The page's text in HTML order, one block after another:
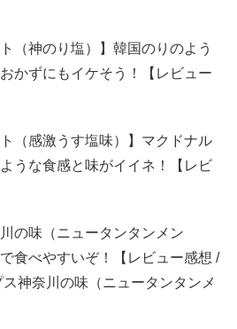
（神のり塩）】韓国のりのよう
かずにもイケそう！【レビュー
（感激うす塩味）】マクドナル
うな食感と味がイイネ！【レビ
の味（ニュータンタンメン
食べやすいぞ！【レビュー感想 /
神奈川の味（ニュータンタンメ